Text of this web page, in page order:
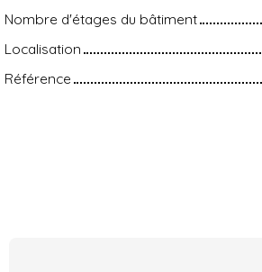
Nombre d'étages du bâtiment
Localisation
Référence